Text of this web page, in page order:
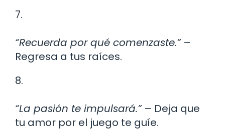
7.
“Recuerda por qué comenzaste.”–
Regresa a tus raíces.
8.
“La pasión te impulsará.”– Deja que
tu amor por el juego te guíe.